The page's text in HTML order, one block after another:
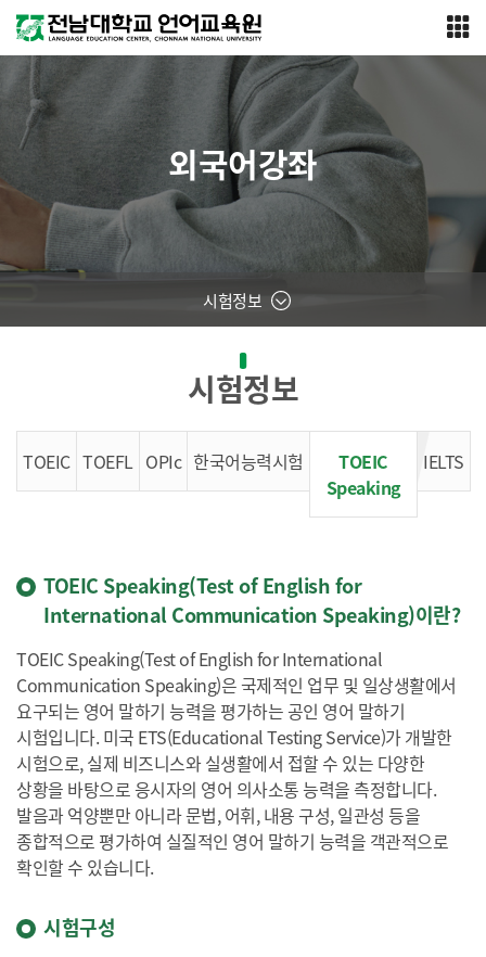
시험정보
외국어강좌
시험정보
TOEIC TOEFL OPIc 한국어능력시험
TOEIC
Speaking
IELTS
TOEIC Speaking(Test of English for
International Communication Speaking)이란?
TOEIC Speaking(Test of English for International
Communication Speaking)은 국제적인 업무 및 일상생활에서
요구되는 영어 말하기 능력을 평가하는 공인 영어 말하기
시험입니다. 미국 ETS(Educational Testing Service)가 개발한
시험으로, 실제 비즈니스와 실생활에서 접할 수 있는 다양한
상황을 바탕으로 응시자의 영어 의사소통 능력을 측정합니다.
발음과 억양뿐만 아니라 문법, 어휘, 내용 구성, 일관성 등을
종합적으로 평가하여 실질적인 영어 말하기 능력을 객관적으로
확인할 수 있습니다.
시험구성